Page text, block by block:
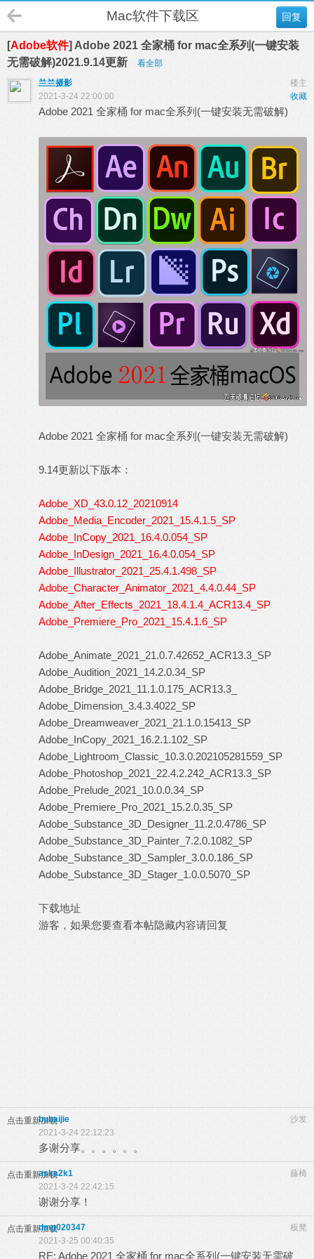
回复
Mac软件下载区
[Adobe软件] Adobe 2021 全家桶 for mac全系列(一键安装
无需破解)2021.9.14更新
看全部
楼主
兰兰摄影
收藏
2021-3-24 22:00:00
Adobe 2021 全家桶 for mac全系列(一键安装无需破解)
Adobe 2021 全家桶 for mac全系列(一键安装无需破解)
9.14更新以下版本：
Adobe_XD_43.0.12_20210914
Adobe_Media_Encoder_2021_15.4.1.5_SP
Adobe_InCopy_2021_16.4.0.054_SP
Adobe_InDesign_2021_16.4.0.054_SP
Adobe_Illustrator_2021_25.4.1.498_SP
Adobe_Character_Animator_2021_4.4.0.44_SP
Adobe_After_Effects_2021_18.4.1.4_ACR13.4_SP
Adobe_Premiere_Pro_2021_15.4.1.6_SP
Adobe_Animate_2021_21.0.7.42652_ACR13.3_SP
Adobe_Audition_2021_14.2.0.34_SP
Adobe_Bridge_2021_11.1.0.175_ACR13.3_
Adobe_Dimension_3.4.3.4022_SP
Adobe_Dreamweaver_2021_21.1.0.15413_SP
Adobe_InCopy_2021_16.2.1.102_SP
Adobe_ Lightroom _Classic_10.3.0.202105281559_SP
Adobe_Photoshop_2021_22.4.2.242_ACR13.3_SP
Adobe_Prelude_2021_10.0.0.34_SP
Adobe_Premiere_Pro_2021_15.2.0.35_SP
Adobe_ Substance _3D_Designer_11.2.0.4786_SP
Adobe_Substance_3D_Painter_7.2.0.1082_SP
Adobe_Substance_3D_Sampler_3.0.0.186_SP
Adobe_Substance_3D_Stager_1.0.0.5070_SP
下载地址
游客，如果您要查看本帖隐藏内容请回复
点击重新加载 沙发
bubaijie
2021-3-24 22:12:23
多谢分享。。。。。。
点击重新加载 藤椅
aska2k1
2021-3-24 22:42:15
谢谢分享！
点击重新加载 板凳
dmg020347
2021-3-25 00:40:35
RE: Adobe 2021 全家桶 for mac全系列(一键安装无需破